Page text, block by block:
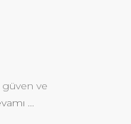
güven ve
...